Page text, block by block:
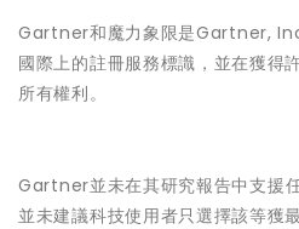
Gartner和魔力象限是Gartner,
國際上的註冊服務標識，並在獲得
所有權利。
Gartner並未在其研究報告中支援
並未建議科技使用者只選擇該等獲